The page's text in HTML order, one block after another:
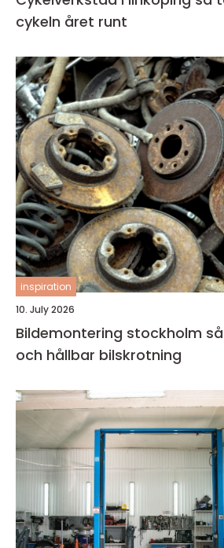
cykeln året runt
inspiration
10. July 2026
Bildemontering stockholm så fungerar trygg
och hållbar bilskrotning